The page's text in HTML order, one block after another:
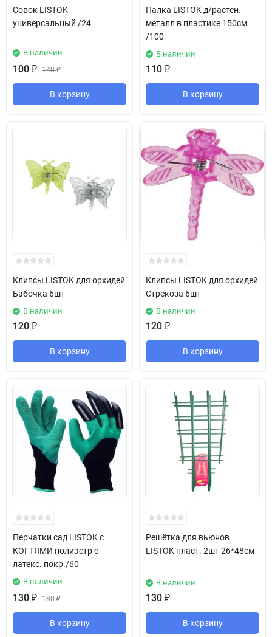
Совок LISTOK
универсальный /24
В наличии
100 ₽ 140₽
В корзину
Палка LISTOK д/растен.
металл в пластике 150см
/100
В наличии
110 ₽
В корзину
Клипсы LISTOK для орхидей
Бабочка 6шт
В наличии
120 ₽
В корзину
Клипсы LISTOK для орхидей
Стрекоза 6шт
В наличии
120 ₽
В корзину
Перчатки сад LISTOK с
КОГТЯМИ полиэстр с
латекс. покр./60
В наличии
130 ₽ 180₽
В корзину
Решётка для вьюнов
LISTOK пласт. 2шт 26*48см
В наличии
130 ₽
В корзину